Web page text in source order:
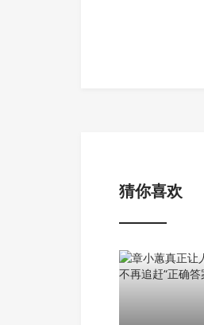
猜你喜欢